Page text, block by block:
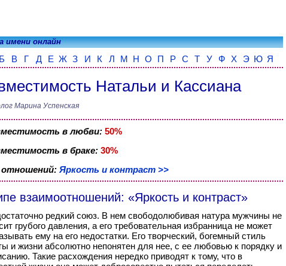
имени онлайн
Б В Г Д Е Ж З И К Л М Н О П Р С Т У Ф Х Э Ю Я
Натальи и Кассиана
Марина Успенская
в любви: 50%
в браке: 30%
отношений: Яркость и контраст >>
взаимоотношений: «Яркость и контраст»
редкий союз. В нем свободолюбивая натура мужчины не
грубого давления, а его требовательная избранница не может
ему на его недостатки. Его творческий, богемный стиль
и жизни абсолютно непонятен для нее, с ее любовью к порядку и
Такие расхождения нередко приводят к тому, что в